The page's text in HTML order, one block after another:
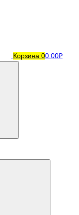
Корзина 00.00₽